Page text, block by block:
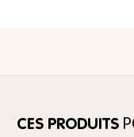
CES PRODUITS